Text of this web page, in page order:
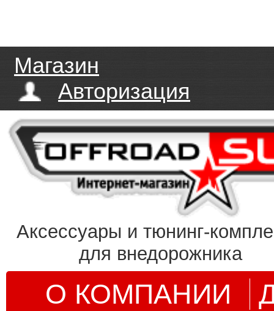
Магазин
Авторизация
Аксессуары и тюнинг-
для внедорожника
О КОМПАНИИ